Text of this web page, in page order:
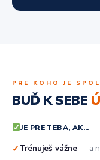
PRE KOHO JE
BUĎ K SEBE
JE PRE TEBA, AK...
✓Trénuješ vážne— a